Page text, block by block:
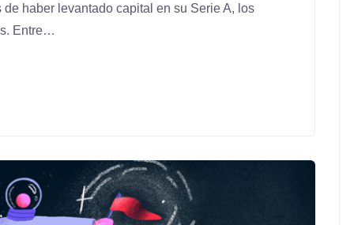
haber levantado capital en su Serie A, los
Entre…